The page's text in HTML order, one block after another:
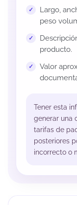
Largo,
peso
producto.
Valor
Tener esta
generar una
tarifas de
posteriores
incorrecto o